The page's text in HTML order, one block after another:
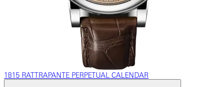
1815 RATTRAPANTE PERPETUAL CALENDAR